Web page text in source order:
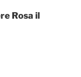
Rosa il